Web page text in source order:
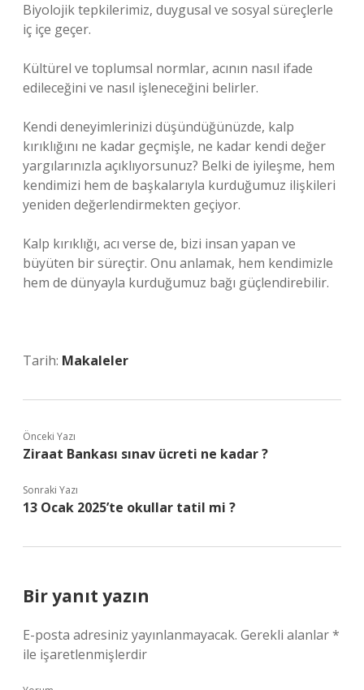
Biyolojik tepkilerimiz, duygusal ve sosyal süreçlerle
iç içe geçer.
Kültürel ve toplumsal normlar, acının nasıl ifade
edileceğini ve nasıl işleneceğini belirler.
Kendi deneyimlerinizi düşündüğünüzde, kalp
kırıklığını ne kadar geçmişle, ne kadar kendi değer
yargılarınızla açıklıyorsunuz? Belki de iyileşme, hem
kendimizi hem de başkalarıyla kurduğumuz ilişkileri
yeniden değerlendirmekten geçiyor.
Kalp kırıklığı, acı verse de, bizi insan yapan ve
büyüten bir süreçtir. Onu anlamak, hem kendimizle
hem de dünyayla kurduğumuz bağı güçlendirebilir.
Tarih: Makaleler
Önceki Yazı
Ziraat Bankası sınav ücreti ne kadar ?
Sonraki Yazı
13 Ocak 2025’te okullar tatil mi ?
Bir yanıt yazın
E-posta adresiniz yayınlanmayacak. Gerekli alanlar*
ile işaretlenmişlerdir